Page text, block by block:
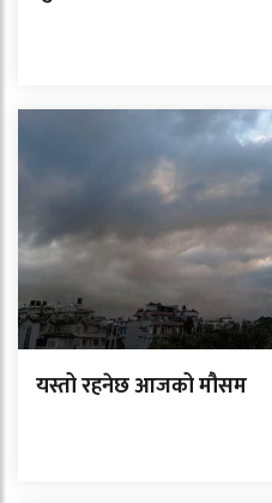
यस्तो रहनेछ आजको मौसम